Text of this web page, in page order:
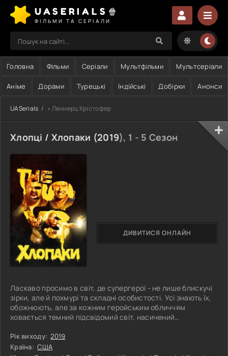
UASERIALS🍿
ФІЛЬМИ ТА СЕРІАЛИ
Головна Фільми Серіали Мультфільми Мультсеріали
Аніме Дорами Турецькі Індійські Добірки Анонси
UASerials » Леннерц Крістофер
Хлопці / Хлопаки (2019), 1 - 5 Сезон
Ласкаво просимо в світ, де супергерої - не лише блискучі
зірки, але й похмурі та складні особистості. Усі знають їх,
обожнюють, але за кожним геройським обличчям
ховається темний підсвідомий світ, насичений
природи. У цьому несподівано містичному світі більшість
супергероїв не тільки борються за справедливість, але і
Рік виходу: 2019
Країна: США
ДИВИТИСЯ ОНЛАЙН